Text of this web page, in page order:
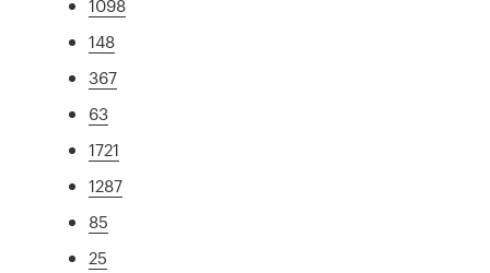
1098
148
367
63
1721
1287
85
25